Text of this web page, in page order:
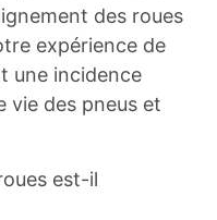
des roues
expérience de
une incidence
vie des pneus et
est-il